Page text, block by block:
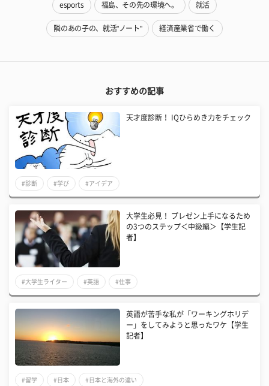
esports 福島、その先の環境へ。 就活
隣のあの子の、就活"ノート" 経済産業省で働く
おすすめの記事
天才度診断！ IQひらめき力をチェック
#診断 #学び #アイデア
大学生必見！ プレゼン上手になるため
の3つのステップ＜中級編＞【学生記
者】
#大学生ライター #英語 #仕事
英語が苦手な私が「ワーキングホリデ
ー」をしてみようと思ったワケ【学生
記者】
#留学 #日本 #日本と海外の違い